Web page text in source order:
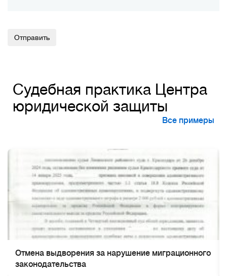
Судебная практика Центра
юридической защиты
Все примеры
Отмена выдворения за нарушение миграционного
законодательства